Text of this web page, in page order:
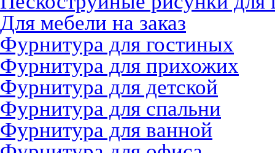
Для мебели на заказ
Фурнитура для гостиных
Фурнитура для прихожих
Фурнитура для детской
Фурнитура для спальни
Фурнитура для ванной